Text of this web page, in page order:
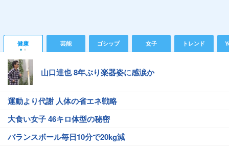
健康 芸能 ゴシップ 女子 トレンド
山口達也 8年ぶり楽器姿に感涙か
運動より代謝 人体の省エネ戦略
大食い女子 46キロ体型の秘密
バランスボール毎日10分で20kg減